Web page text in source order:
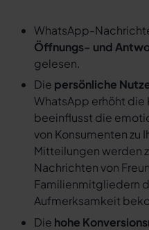
WhatsApp-
Öffnungs- und
gelesen.
Die persönliche
WhatsApp erhöht
beeinflusst die
von Konsumenten zu
Mitteilungen werden
Nachrichten von
Familienmitgliedern
Aufmerksamkeit
Die hohe